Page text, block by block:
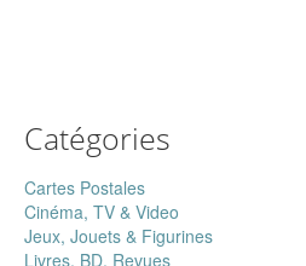
Catégories
Cartes Postales
Cinéma, TV & Video
Jeux, Jouets & Figurines
Livres, BD, Revues